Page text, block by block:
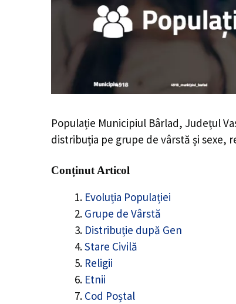
Populație Municipiul Bârlad, Județul
distribuția pe grupe de vârstă și sexe,
Conținut Articol
Evoluția Populației
Grupe de Vârstă
Distribuție după Gen
Stare Civilă
Religii
Etnii
Cod Poștal